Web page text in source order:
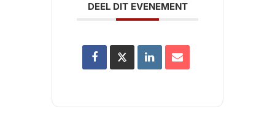
DEEL DIT EVENEMENT